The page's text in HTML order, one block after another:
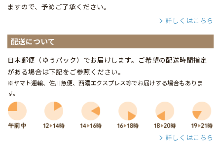
ますので、予めご了承ください。
詳しくはこちら
配送について
日本郵便（ゆうパック）でお届けします。ご希望の配送時間指定
がある場合は下記をご参照ください。
※ヤマト運輸、佐川急便、西濃エクスプレス等でお届けする場合もありま
す。
詳しくはこちら